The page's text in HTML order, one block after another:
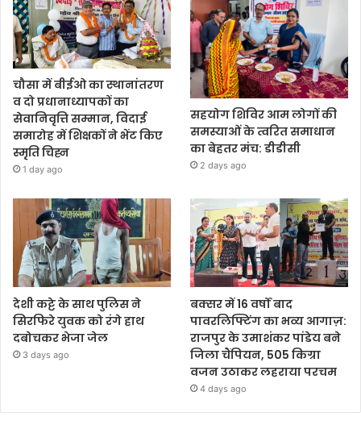
चौसा में बीईओ का स्थानांतरण
व दो प्रधानाध्यापकों का
सेवानिवृत्ति सम्मान, विदाई
समारोह में शिक्षकों ने भेंट किए
स्मृति चिह्न
1 day ago
सहयोग शिविर आम लोगों की
समस्याओं के त्वरित समाधान
का बेहतर मंच: डीडीसी
2 days ago
देशी कट्टे के साथ पुलिस ने
सिरफिरे युवक को रंगे हाथ
दबोचकर भेजा जेल
3 days ago
बक्सर में 16 वर्षों बाद
पावरलिफ्टिंग का भव्य आगाज़:
राजपुर के उमाशंकर पांडेय बने
जिला चैंपियन, 505 किग्रा
वजन उठाकर लहराया परचम
4 days ago